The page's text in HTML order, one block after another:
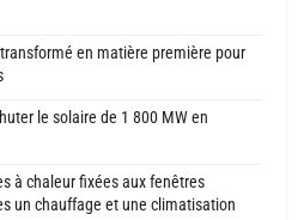
en matière première pour
le solaire de 1 800 MW en
à chaleur fixées aux fenêtres
un chauffage et une climatisation